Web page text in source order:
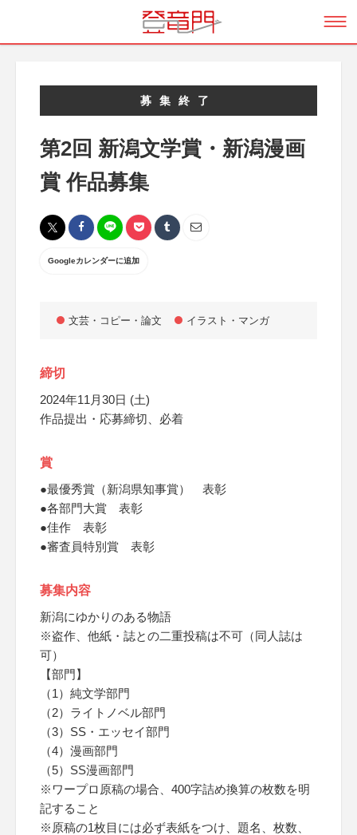
募集終了
第2回 新潟文学賞・新潟漫画
賞 作品募集
Googleカレンダーに追加
文芸・コピー・論文 イラスト・マンガ
締切
2024年11月30日 (土)
作品提出・応募締切、必着
賞
●最優秀賞（新潟県知事賞） 表彰
●各部門大賞 表彰
●佳作 表彰
●審査員特別賞 表彰
募集内容
新潟にゆかりのある物語
※盗作、他紙・誌との二重投稿は不可（同人誌は
可）
【部門】
（1）純文学部門
（2）ライトノベル部門
（3）SS・エッセイ部門
（4）漫画部門
（5）SS漫画部門
※ワープロ原稿の場合、400字詰め換算の枚数を明
記すること
※原稿の1枚目には必ず表紙をつけ、題名、枚数、